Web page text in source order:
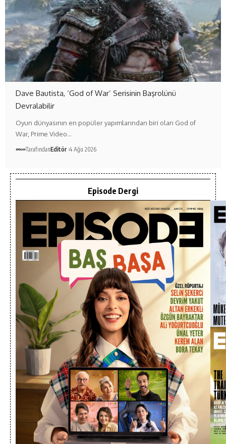
Dave Bautista, ‘God of War’ Serisinin Başrolünü
Devralabilir
Oyun dünyasının en popüler yapımlarından biri olan God of
War, Prime Video…
TarafındanEditör 4 Ağu 2026
Episode Dergi